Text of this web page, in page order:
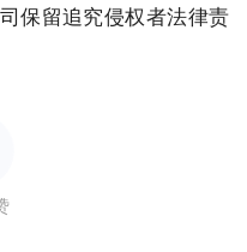
保留追究侵权者法律责